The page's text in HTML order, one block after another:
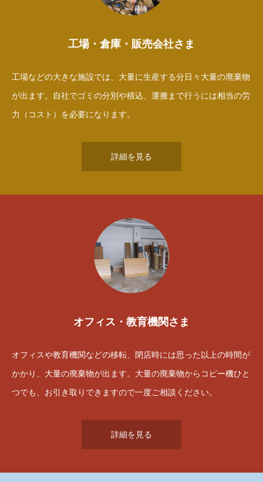
工場・倉庫・販売会社さま
工場などの大きな施設では、大量に生産する分日々大量の廃棄物
が出ます。自社でゴミの分別や積込、運搬まで行うには相当の労
力（コスト）を必要になります。
詳細を見る
オフィス・教育機関さま
オフィスや教育機関などの移転、閉店時には思った以上の時間が
かかり、大量の廃棄物が出ます。大量の廃棄物からコピー機ひと
つでも、お引き取りできますので一度ご相談ください。
詳細を見る